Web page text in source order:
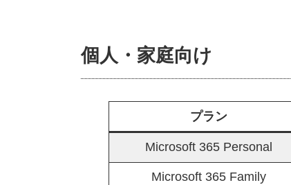
個人・家庭向け
プラン
Microsoft 365 Personal
Microsoft 365 Family